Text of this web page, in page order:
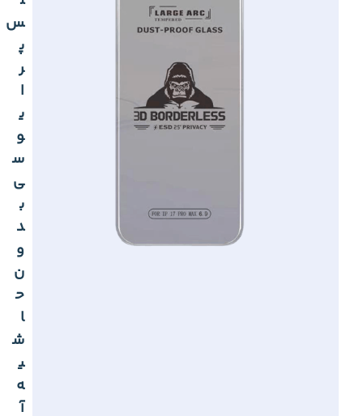
س
پ
ر
ا
ی
و
س
ی
ب
د
و
ن
ح
ا
ش
ی
ه
آ